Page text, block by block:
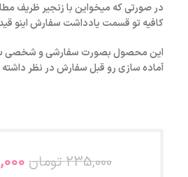
در صورتی که میخواین با زنجیر ظریف
کافیه تو قسمت یادداشت سفارش اینو
این محصول بصورت سفارشی و شخصی
آماده سازی رو قبل سفارش در نظر داشته
235,000 تومان